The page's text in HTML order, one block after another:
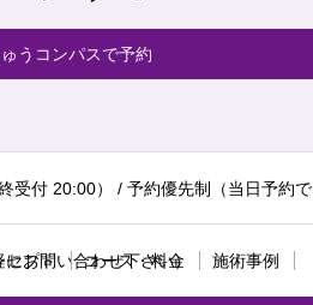
うコンパスで予約
受付 20:00） / 予約優先制（当日予約で
お問い合わせ下さい）
セプト コース・料金 施術事例